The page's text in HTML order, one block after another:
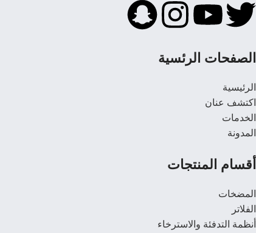
الصفحات الرئسية
الرئيسية
اكتشف عنان
الخدمات
المدونة
أقسام المنتجات
المضخات
الفلاتر
أنظمة التدفئة والاسترخاء